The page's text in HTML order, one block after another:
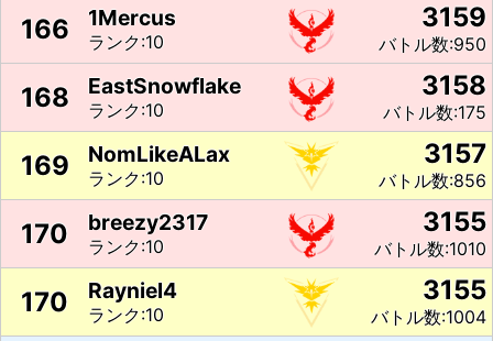
166 1Mercus
ランク:10
3159
バトル数:950
168 EastSnowflake
ランク:10
3158
バトル数:175
169 NomLikeALax
ランク:10
3157
バトル数:856
170 breezy2317
ランク:10
3155
バトル数:1010
170 Rayniel4
ランク:10
3155
バトル数:1004